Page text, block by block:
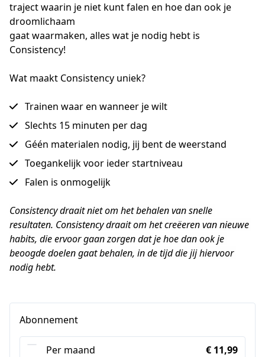
traject waarin je niet kunt falen en hoe dan ook je
droomlichaam
gaat waarmaken, alles wat je nodig hebt is
Consistency!
Wat maakt Consistency uniek?
Trainen waar en wanneer je wilt
Slechts 15 minuten per dag
Géén materialen nodig, jij bent de weerstand
Toegankelijk voor ieder startniveau
Falen is onmogelijk
Consistency draait niet om het behalen van snelle
resultaten. Consistency draait om het creëeren van nieuwe
habits, die ervoor gaan zorgen dat je hoe dan ook je
beoogde doelen gaat behalen, in de tijd die jij hiervoor
nodig hebt.
Abonnement
Per maand € 11,99